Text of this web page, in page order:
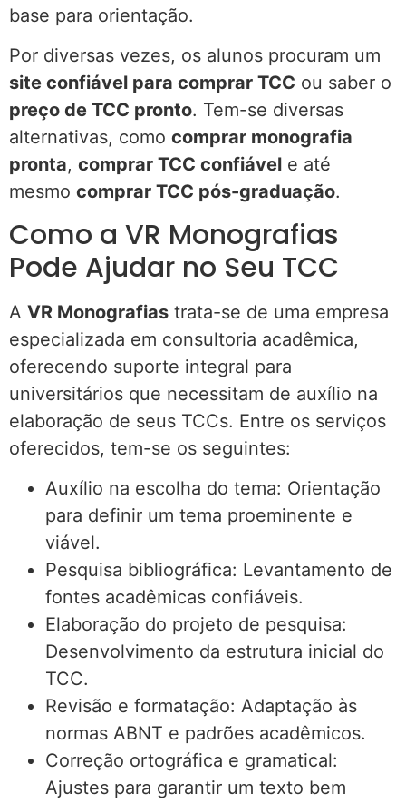
base para orientação.
Por diversas vezes, os alunos procuram um
site confiável para comprar TCC ou saber o
preço de TCC pronto. Tem-se diversas
alternativas, como comprar monografia
pronta, comprar TCC confiável e até
mesmo comprar TCC pós-graduação.
Como a VR Monografias
Pode Ajudar no Seu TCC
A VR Monografias trata-se de uma empresa
especializada em consultoria acadêmica,
oferecendo suporte integral para
universitários que necessitam de auxílio na
elaboração de seus TCCs. Entre os serviços
oferecidos, tem-se os seguintes:
Auxílio na escolha do tema: Orientação
para definir um tema proeminente e
viável.
Pesquisa bibliográfica: Levantamento de
fontes acadêmicas confiáveis.
Elaboração do projeto de pesquisa:
Desenvolvimento da estrutura inicial do
TCC.
Revisão e formatação: Adaptação às
normas ABNT e padrões acadêmicos.
Correção ortográfica e gramatical:
Ajustes para garantir um texto bem